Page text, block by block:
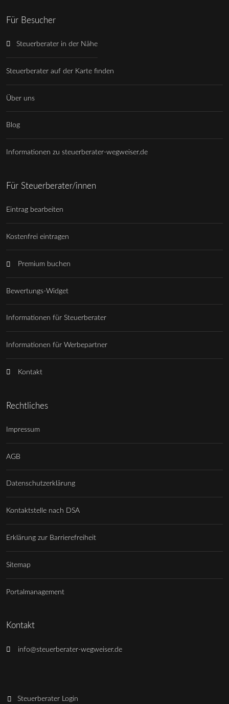
Für Besucher
Steuerberater in der Nähe
Steuerberater auf der Karte finden
Über uns
Blog
Informationen zu steuerberater-wegweiser.de
Für Steuerberater/innen
Eintrag bearbeiten
Kostenfrei eintragen
Premium buchen
Bewertungs-Widget
Informationen für Steuerberater
Informationen für Werbepartner
Kontakt
Rechtliches
Impressum
AGB
Datenschutzerklärung
Kontaktstelle nach DSA
Erklärung zur Barrierefreiheit
Sitemap
Portalmanagement
Kontakt
info@steuerberater-wegweiser.de
Steuerberater Login